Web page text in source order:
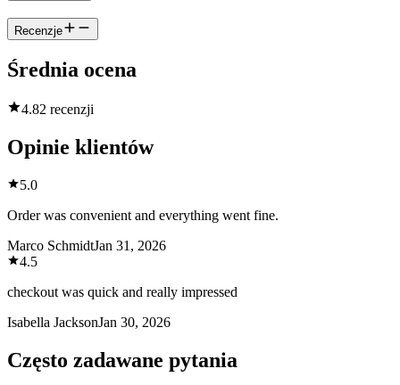
Recenzje
Średnia ocena
4.82 recenzji
Opinie klientów
5.0
Order was convenient and everything went fine.
Marco SchmidtJan 31, 2026
4.5
checkout was quick and really impressed
Isabella JacksonJan 30, 2026
Często zadawane pytania